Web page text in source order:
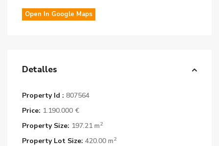
Open In Google Maps
Detalles
Property Id : 807564
Price: 1.190.000 €
Property Size: 197.21 m2
Property Lot Size: 420.00 m2